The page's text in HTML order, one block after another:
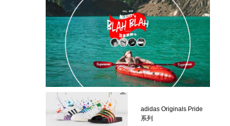
adidas Originals Pride
系列